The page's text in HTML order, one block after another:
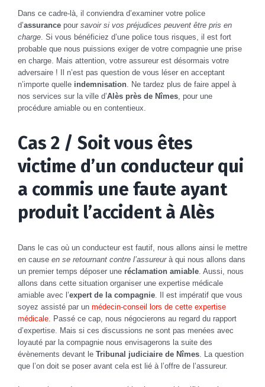
Dans ce cadre-là, il conviendra d’examiner votre police
d’assurance pour savoir si vos préjudices peuvent être pris en
charge. Si vous bénéficiez d’une police tous risques, il est fort
probable que nous puissions exiger de votre compagnie une prise
en charge. Mais attention, votre assureur est désormais votre
adversaire ! Il n’est pas question de vous léser en acceptant
n’importe quelle indemnisation. Ne tardez plus de faire appel à
nos services sur la ville d’Alès près de Nîmes, pour une
procédure amiable ou en contentieux.
Cas 2 / Soit vous êtes
victime d’un conducteur qui
a commis une faute ayant
produit l’accident à Alès
Dans le cas où un conducteur est fautif, nous allons ainsi le mettre
en cause en se retournant contre l’assureurà qui nous allons dans
un premier temps déposer une réclamation amiable. Aussi, nous
allons dans cette situation organiser une expertise médicale
amiable avec l’expert de la compagnie. Il est impératif que vous
soyez assisté par un médecin-conseil lors de cette expertise
médicale. Passé ce cap, nous négocierons au regard du rapport
d’expertise. Mais si ces discussions ne sont pas menées avec
loyauté par la compagnie nous envisagerons la suite des
évènements devant le Tribunal judiciaire de Nîmes. La question
que l’on doit se poser avant cela est lié à l’offre de l’assureur.